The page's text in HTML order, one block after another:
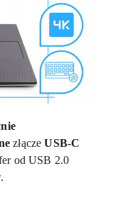
złączeUSB-C
od USB 2.0